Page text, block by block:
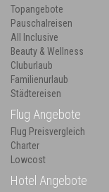
Topangebote
Pauschalreisen
All Inclusive
Beauty & Wellness
Cluburlaub
Familienurlaub
Städtereisen
Flug Angebote
Flug Preisvergleich
Charter
Lowcost
Hotel Angebote